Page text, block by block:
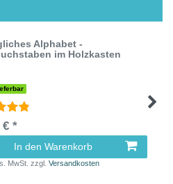
Alphabet -
im Holzkasten
€ *
In den Warenkorb
MwSt. zzgl.Versandkosten